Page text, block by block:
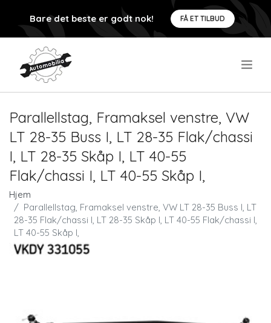
Bare det beste er godt nok! FÅ ET TILBUD
Parallellstag, Framaksel venstre, VW
LT 28-35 Buss I, LT 28-35 Flak/chassi
I, LT 28-35 Skåp I, LT 40-55
Flak/chassi I, LT 40-55 Skåp I,
Hjem
Parallellstag, Framaksel venstre, VW LT 28-35 Buss I, LT
28-35 Flak/chassi I, LT 28-35 Skåp I, LT 40-55 Flak/chassi I,
LT 40-55 Skåp I,